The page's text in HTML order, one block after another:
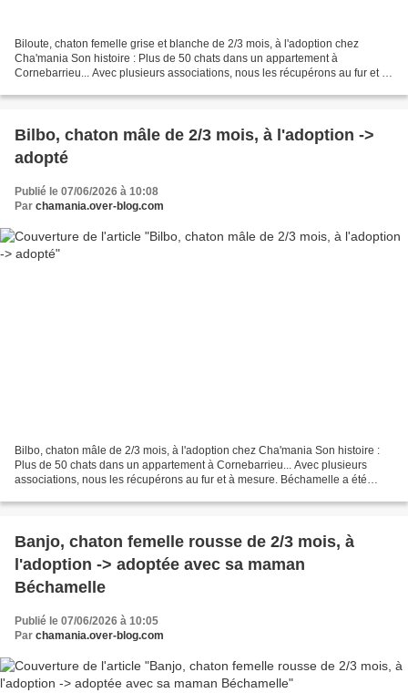
Biloute, chaton femelle grise et blanche de 2/3 mois, à l'adoption chez
Cha'mania Son histoire : Plus de 50 chats dans un appartement à
Cornebarrieu... Avec plusieurs associations, nous les récupérons au fur et à
Bilbo, chaton mâle de 2/3 mois, à l'adoption ->
adopté
Publié le 07/06/2026 à 10:08
Par chamania.over-blog.com
Bilbo, chaton mâle de 2/3 mois, à l'adoption chez Cha'mania Son histoire :
Plus de 50 chats dans un appartement à Cornebarrieu... Avec plusieurs
associations, nous les récupérons au fur et à mesure. Béchamelle a été
Banjo, chaton femelle rousse de 2/3 mois, à
l'adoption -> adoptée avec sa maman
Béchamelle
Publié le 07/06/2026 à 10:05
Par chamania.over-blog.com